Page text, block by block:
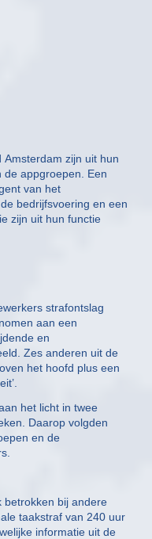
zijn uit hun
de appgroepen. Een
van het
bedrijfsvoering en een
zijn uit hun functie
strafontslag
aan een
en
Zes anderen uit de
het hoofd plus een
het licht in twee
Daarop volgden
en de
betrokken bij andere
taakstraf van 240 uur
informatie uit de